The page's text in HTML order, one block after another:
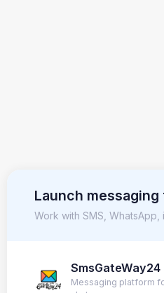
Launch
Work with SMS,
SmsGateWay24
Messaging platform